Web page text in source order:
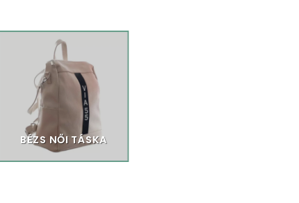
BÉZS NŐI TÁSKA